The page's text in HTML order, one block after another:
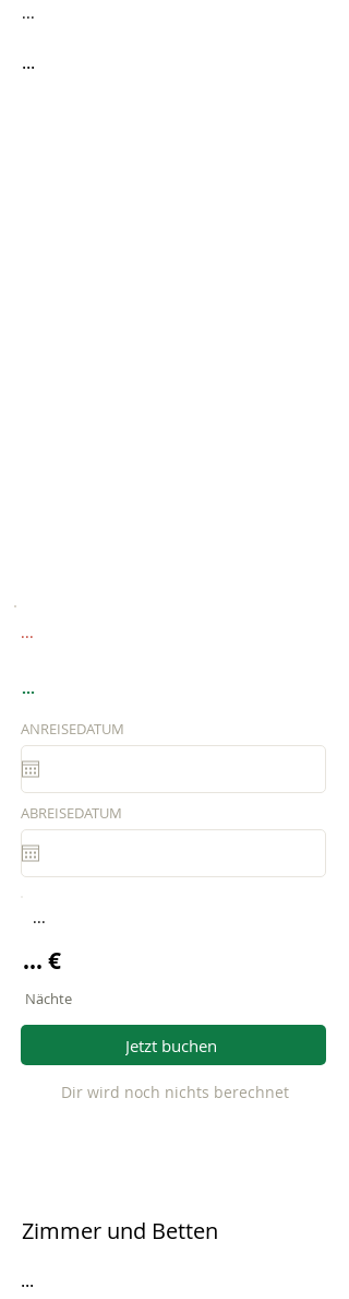
...
...
...
...
ANREISEDATUM
ABREISEDATUM
...
... €
Nächte
Jetzt buchen
Dir wird noch nichts berechnet
Zimmer und Betten
...